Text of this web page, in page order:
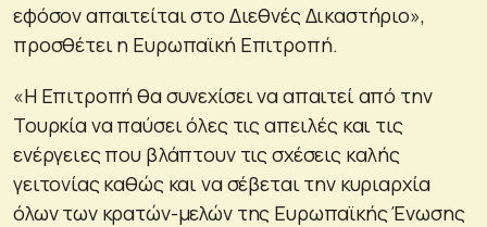
εφόσον απαιτείται στο Διεθνές Δικαστήριο»,
προσθέτει η Ευρωπαϊκή Επιτροπή.
«Η Επιτροπή θα συνεχίσει να απαιτεί από την
Τουρκία να παύσει όλες τις απειλές και τις
ενέργειες που βλάπτουν τις σχέσεις καλής
γειτονίας καθώς και να σέβεται την κυριαρχία
όλων των κρατών-μελών της Ευρωπαϊκής Ένωσης